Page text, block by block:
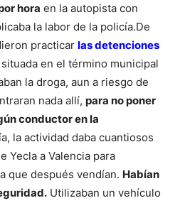
hora en la autopista con
la labor de la policía.De
practicar las detenciones
en el término municipal
la droga, aun a riesgo de
nada allí, para no poner
conductor en la
la actividad daba cuantiosos
Yecla a Valencia para
que después vendían. Habían
Utilizaban un vehículo